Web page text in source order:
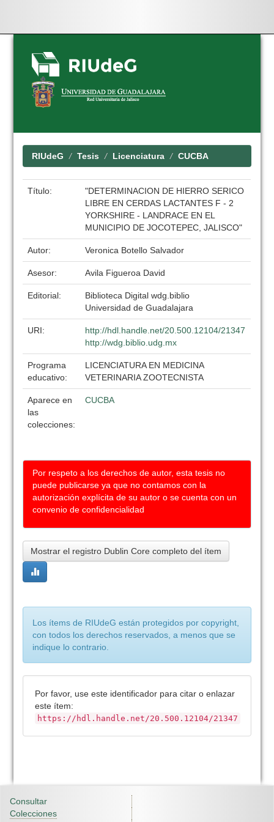
Skip
navigation
RIUdeG Tesis Licenciatura CUCBA
Título:
"DETERMINACION DE HIERRO SERICO
LIBRE EN CERDAS LACTANTES F - 2
YORKSHIRE - LANDRACE EN EL
MUNICIPIO DE JOCOTEPEC, JALISCO"
Autor: Veronica Botello Salvador
Asesor: Avila Figueroa David
Editorial:
Biblioteca Digital wdg.biblio
Universidad de Guadalajara
URI:
http://hdl.handle.net/20.500.12104/21347
http://wdg.biblio.udg.mx
Programa
educativo:
LICENCIATURA EN MEDICINA
VETERINARIA ZOOTECNISTA
Aparece en
las
colecciones:
CUCBA
Por respeto a los derechos de autor, esta tesis no
puede publicarse ya que no contamos con la
autorización explícita de su autor o se cuenta con un
convenio de confidencialidad
Mostrar el registro Dublin Core completo del ítem
Los ítems de RIUdeG están protegidos por copyright,
con todos los derechos reservados, a menos que se
indique lo contrario.
Por favor, use este identificador para citar o enlazar
este ítem:
https://hdl.handle.net/20.500.12104/21347
Consultar
Colecciones